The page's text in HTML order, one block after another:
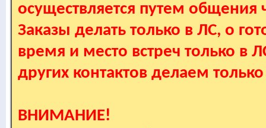
осуществляется путем
Заказы делать только в ЛС, о
время и место встреч только в
других контактов делаем
ВНИМАНИЕ!